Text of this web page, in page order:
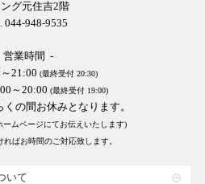
グ元住吉2階
044-948-9535
営業時間 -
21:00 (最終受付 20:30)
～20:00 (最終受付 19:00)
の間お休みとなります。
ームページにてお伝えいたします)
ばお時間のご対応致します。
いて